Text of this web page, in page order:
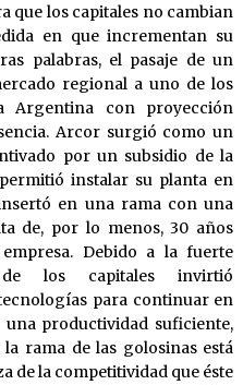
que los capitales no cambian
en que incrementan su
palabras, el pasaje de un
regional a uno de los
Argentina con proyección
Arcor surgió como un
por un subsidio de la
instalar su planta en
en una rama con una
de, por lo menos, 30 años
Debido a la fuerte
los capitales invirtió
para continuar en
productividad suficiente,
rama de las golosinas está
de la competitividad que éste